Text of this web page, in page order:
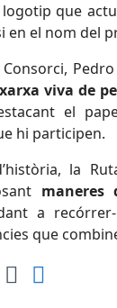
que
en el nom del
viva de
el
hi participen.
la
maneres
a
que